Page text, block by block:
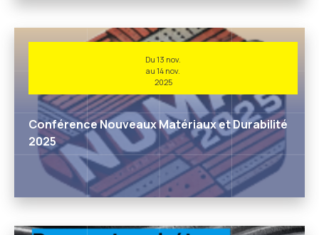
Du 13 nov.
au 14 nov.
2025
Conférence Nouveaux Matériaux et Durabilité
2025